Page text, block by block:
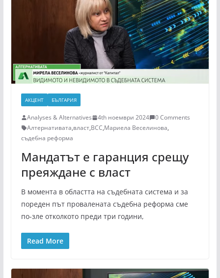
АКЦЕНТ БЪЛГАРИЯ
Analyses & Alternatives 4th ноември 2024
0 Comments
Алтернативата,власт,ВСС,Мариела Веселинова,
съдебна реформа
Мандатът е гаранция срещу
преяждане с власт
В момента в областта на съдебната система и за
пореден път провалената съдебна реформа сме
по-зле отколкото преди три години,
Read More